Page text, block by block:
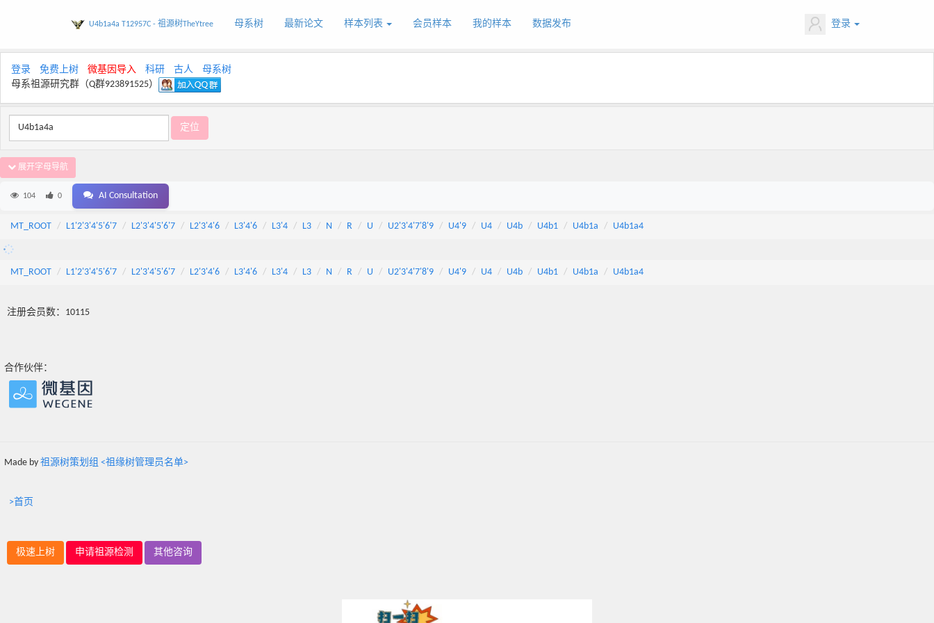
U4b1a4a T12957C - 祖源树TheYtree 母系树 最新论文 样本列表 会员样本 我的样本 数据发布 登录
登录 免费上树 微基因导入 科研 古人
母系树
母系祖源研究群（Q群923891525）
展开字母导航
104 0 AI Consultation
MT_ROOT L1'2'3'4'5'6'7 L2'3'4'5'6'7 L2'3'4'6 L3'4'6 L3'4 L3 N R U U2'3'4'7'8'9 U4'9 U4 U4b U4b1 U4b1a U4b1a4
MT_ROOT L1'2'3'4'5'6'7 L2'3'4'5'6'7 L2'3'4'6 L3'4'6 L3'4 L3 N R U U2'3'4'7'8'9 U4'9 U4 U4b U4b1 U4b1a U4b1a4
注册会员数：10115
合作伙伴：
Made by 祖源树策划组 <祖缘树管理员名单>
>首页
极速上树 申请祖源检测 其他咨询